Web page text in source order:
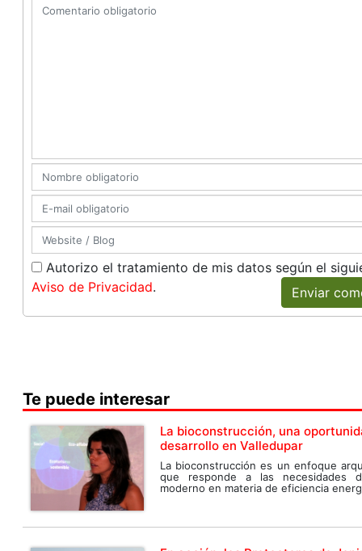
Autorizo el tratamiento de mis datos según el
Aviso de Privacidad. Enviar
Te puede interesar
La bioconstrucción, una
desarrollo en Valledupar
La bioconstrucción es un enfoque
que responde a las necesidades
moderno en materia de eficiencia